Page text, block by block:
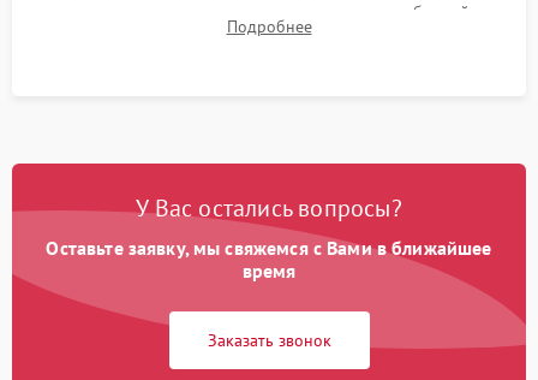
корректности слива, отсутствия излишних вибраций,
посторонних стуков и протечек под корпусом.
Подробнее
У Вас остались вопросы?
Оставьте заявку, мы свяжемся с Вами в ближайшее
время
Заказать звонок